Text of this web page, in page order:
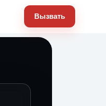
Вызвать